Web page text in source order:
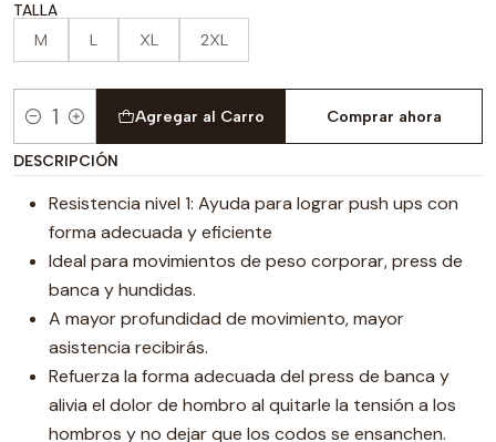
TALLA
M L XL 2XL
Cantidad
Agregar al Carro Comprar ahora
DESCRIPCIÓN
Resistencia nivel 1: Ayuda para lograr push ups con
forma adecuada y eficiente
Ideal para movimientos de peso corporar, press de
banca y hundidas.
A mayor profundidad de movimiento, mayor
asistencia recibirás.
Refuerza la forma adecuada del press de banca y
alivia el dolor de hombro al quitarle la tensión a los
hombros y no dejar que los codos se ensanchen.